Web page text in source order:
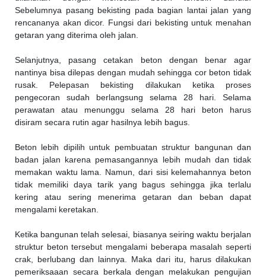
Sebelumnya pasang bekisting pada bagian lantai jalan yang
rencananya akan dicor. Fungsi dari bekisting untuk menahan
getaran yang diterima oleh jalan.
Selanjutnya, pasang cetakan beton dengan benar agar
nantinya bisa dilepas dengan mudah sehingga cor beton tidak
rusak. Pelepasan bekisting dilakukan ketika proses
pengecoran sudah berlangsung selama 28 hari. Selama
perawatan atau menunggu selama 28 hari beton harus
disiram secara rutin agar hasilnya lebih bagus.
Beton lebih dipilih untuk pembuatan struktur bangunan dan
badan jalan karena pemasangannya lebih mudah dan tidak
memakan waktu lama. Namun, dari sisi kelemahannya beton
tidak memiliki daya tarik yang bagus sehingga jika terlalu
kering atau sering menerima getaran dan beban dapat
mengalami keretakan.
Ketika bangunan telah selesai, biasanya seiring waktu berjalan
struktur beton tersebut mengalami beberapa masalah seperti
crak, berlubang dan lainnya. Maka dari itu, harus dilakukan
pemeriksaaan secara berkala dengan melakukan pengujian